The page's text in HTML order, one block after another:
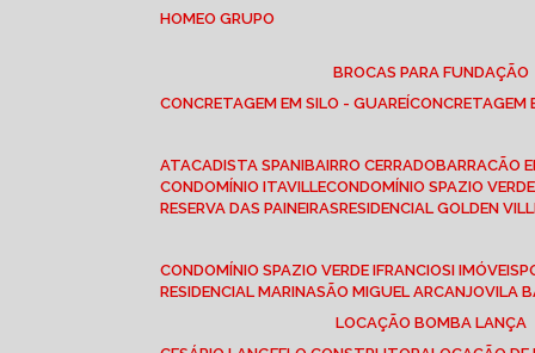
HOME O GRUPO
BROCAS PARA FUNDAÇÃO
CONCRETAGEM EM SILO - GUAREÍ
ATACADISTA SPANI BAIRRO CERRADO BARRACÃO
CONDOMÍNIO ITAVILLE CONDOMÍNIO SPAZIO
RESERVA DAS PAINEIRAS RESIDENCIAL GOLDEN
CONDOMÍNIO SPAZIO VERDE I FRANCIOSI IMÓVEIS
RESIDENCIAL MARINA SÃO MIGUEL ARCANJO VILA
LOCAÇÃO BOMBA LANÇA